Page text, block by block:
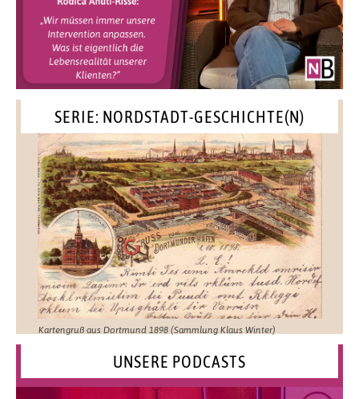
SERIE: NORDSTADT-GESCHICHTE(N)
Kartengruß aus Dortmund 1898 (Sammlung Klaus Winter)
UNSERE PODCASTS